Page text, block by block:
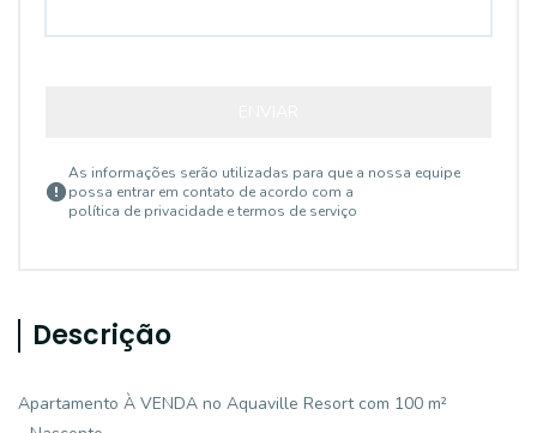
As informações serão utilizadas para que a nossa equipe
possa entrar em contato de acordo com a
política de privacidade e termos de serviço
Descrição
Apartamento À VENDA no Aquaville Resort com 100 m²